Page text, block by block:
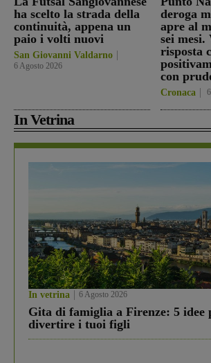
ha scelto la strada della
continuità, appena un
paio i volti nuovi
San Giovanni Valdarno
6 Agosto 2026
deroga
apre al
sei mesi.
risposta
con
Cronaca
In Vetrina
In vetrina 6 Agosto 2026
Gita di famiglia a Firenze: 5 idee
divertire i tuoi figli